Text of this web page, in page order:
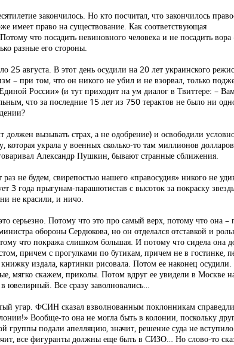
закончилось. Но кто посчитал, что закончилось
имеет право на существование. Как соответствующая
что посадить невиновного человека и не посадить вора
разные его стороны.
25 августа. В этот день осудили на 20 лет украинского
– при том, что он никого не убил и не взорвал, только
России» (и тут приходит на ум диалог в Твиттере: –
что за последние 15 лет из 750 терактов не было ни
должен вызывать страх, а не одобрение) и освободили
которая украла у военных сколько-то там миллионов
Александр Пушкин, бывают странные сближения.
не будем, свирепостью нашего «правосудия» никого не
3 года прыгунам-парашютистав с высоток за покраску
не красили, и ничо.
серьезно. Потому что это про самый верх, потому что она –
обороны Сердюкова, но он отделался отставкой и
что покража слишком большая. И потому что сидела она
причем с прогулками по бутикам, причем не в гостинке,
издала, картинки рисовала. Потом ее наконец
мягко скажем, приколы. Потом вдруг ее увидели в Москве
ювелирный. Все сразу заволновались…
угар. ФСИН сказал взволнованным поклонникам
Вообще-то она не могла быть в колонии, поскольку
группы подали апелляцию, значит, решение суда не
все фигуранты должны еще быть в СИЗО… Но слово-то